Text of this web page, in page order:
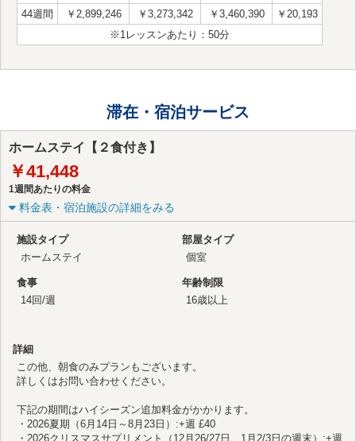
44週間
￥2,899,246 ￥3,273,342 ￥3,460,390
￥20,193
※1レッスンあたり：50分
滞在・宿泊サービス
ホームステイ【２食付き】
￥41,448
1週間あたりの料金
料金表・宿泊施設の詳細をみる
施設タイプ
ホームステイ
部屋タイプ
個室
食事
14回/週
年齢制限
16歳以上
詳細
この他、朝食のみプランもございます。
詳しくはお問い合わせください。
下記の期間はハイシーズン追加料金がかかります。
・2026夏期（6月14日～8月23日）:+週 £40
・2026クリスマスサプリメント（12月26/27日、1月2/3日の週末）:+週